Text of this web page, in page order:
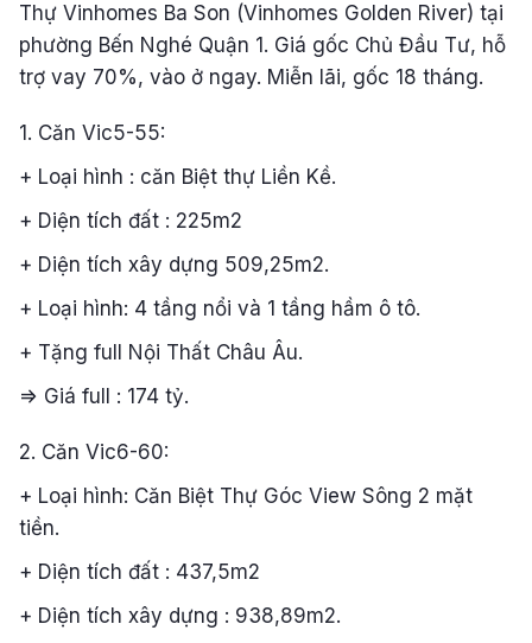
Thự Vinhomes Ba Son (Vinhomes Golden River) tại
phường Bến Nghé Quận 1. Giá gốc Chủ Đầu Tư, hỗ
trợ vay 70%, vào ở ngay. Miễn lãi, gốc 18 tháng.
1. Căn Vic5-55:
+ Loại hình : căn Biệt thự Liền Kề.
+ Diện tích đất : 225m2
+ Diện tích xây dựng 509,25m2.
+ Loại hình: 4 tầng nổi và 1 tầng hầm ô tô.
+ Tặng full Nội Thất Châu Âu.
=> Giá full : 174 tỷ.
2. Căn Vic6-60:
+ Loại hình: Căn Biệt Thự Góc View Sông 2 mặt
tiền.
+ Diện tích đất : 437,5m2
+ Diện tích xây dựng : 938,89m2.